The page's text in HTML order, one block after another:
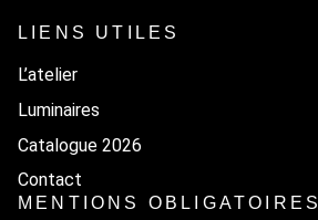
LIENS UTILES
L’atelier
Luminaires
Catalogue 2026
Contact
MENTIONS OBLIGATOIRES